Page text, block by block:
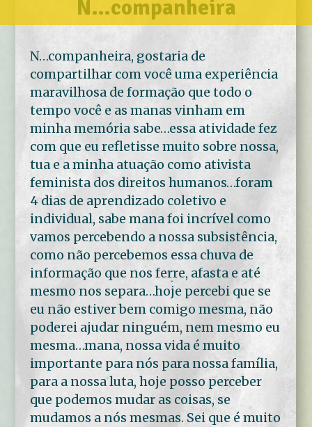
N…companheira
N…companheira, gostaria de
compartilhar com você uma experiência
maravilhosa de formação que todo o
tempo você e as manas vinham em
minha memória sabe…essa atividade fez
com que eu refletisse muito sobre nossa,
tua e a minha atuação como ativista
feminista dos direitos humanos…foram
4 dias de aprendizado coletivo e
individual, sabe mana foi incrível como
vamos percebendo a nossa subsistência,
como não percebemos essa chuva de
informação que nos ferre, afasta e até
mesmo nos separa…hoje percebi que se
eu não estiver bem comigo mesma, não
poderei ajudar ninguém, nem mesmo eu
mesma…mana, nossa vida é muito
importante para nós para nossa família,
para a nossa luta, hoje posso perceber
que podemos mudar as coisas, se
mudamos a nós mesmas. Sei que é muito